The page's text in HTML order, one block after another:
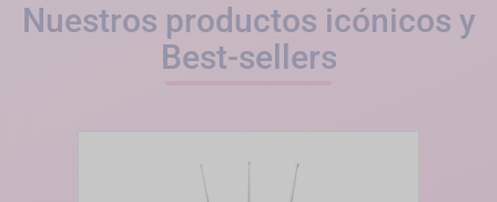
Nuestros productos icónicos y
Best-sellers